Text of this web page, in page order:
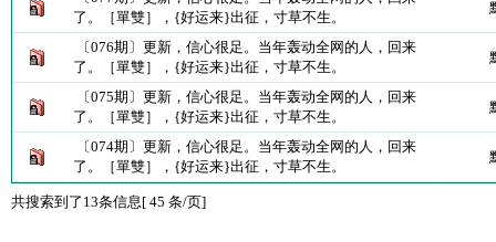
了。［單雙］，{好运来}出征，寸草不生。
〔076期〕更新，信心很足。当年轰动全网的人，回来
了。［單雙］，{好运来}出征，寸草不生。
〔075期〕更新，信心很足。当年轰动全网的人，回来
了。［單雙］，{好运来}出征，寸草不生。
〔074期〕更新，信心很足。当年轰动全网的人，回来
了。［單雙］，{好运来}出征，寸草不生。
共搜索到了13条信息[ 45 条/页]